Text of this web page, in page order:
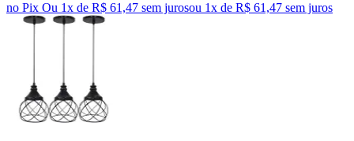
no Pix Ou 1x de R$ 61,47 sem jurosou 1x de R$ 61,47 sem juros